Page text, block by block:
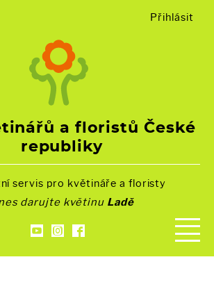
a floristů České
republiky
Přihlásit
servis pro květináře a floristy
darujte květinu Ladě